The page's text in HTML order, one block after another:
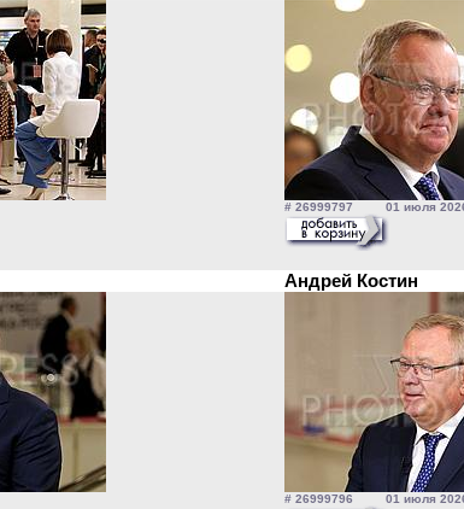
# 26999797 01 июля
Андрей Костин
# 26999796 01 июля